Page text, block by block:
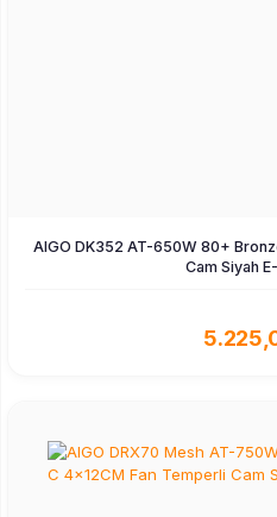
AIGO DK352 AT-650W 80+
Cam Siyah